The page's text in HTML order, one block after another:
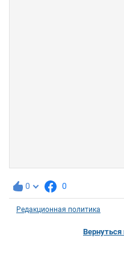
0 0
Редакционная политика
Вернуться